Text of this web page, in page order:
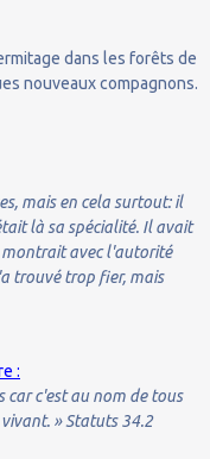
dans les forêts de
nouveaux compagnons.
mais en cela surtout: il
là sa spécialité. Il avait
montrait avec l'autorité
trouvé trop fier, mais
:
car c'est au nom de tous
» Statuts 34.2